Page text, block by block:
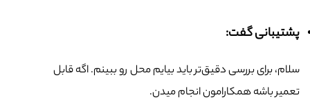
پشتیبانی گفت:
سلام، برای بررسی دقیق‌تر باید بیایم محل رو ببینم. اگه قابل
تعمیر باشه همکارامون انجام میدن.